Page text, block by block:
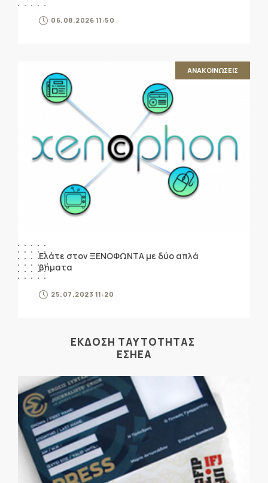
06.08.2026 11:50
ΑΝΑΚΟΙΝΩΣΕΙΣ
Ελάτε στον ΞΕΝΟΦΩΝΤΑ με δύο απλά
βήματα
25.07.2023 11:20
ΕΚΔΟΣΗ ΤΑΥΤΟΤΗΤΑΣ
ΕΣΗΕΑ